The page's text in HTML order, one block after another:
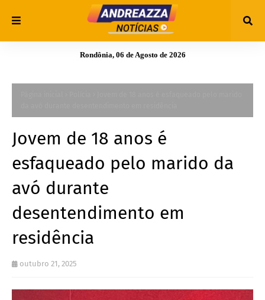
Rondônia, 06 de Agosto de 2026
Jovem de 18 anos é
esfaqueado pelo marido da
avó durante
desentendimento em
residência
outubro 21, 2025